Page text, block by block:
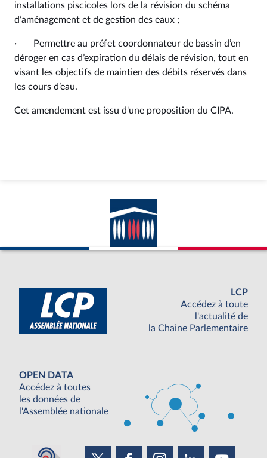
installations piscicoles lors de la révision du schéma
d’aménagement et de gestion des eaux ;
· Permettre au préfet coordonnateur de bassin d’en
déroger en cas d’expiration du délais de révision, tout en
visant les objectifs de maintien des débits réservés dans
les cours d’eau.
Cet amendement est issu d'une proposition du CIPA.
LCP
Accédez à toute
l'actualité de
la Chaine Parlementaire
OPEN DATA
Accédez à toutes
les données de
l'Assemblée nationale